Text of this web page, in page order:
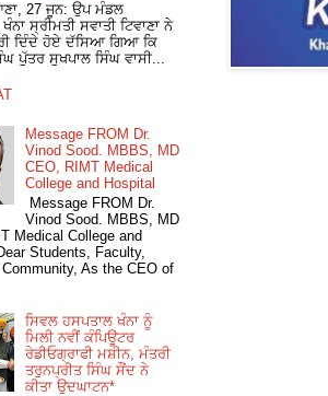
27 ਜੂਨ: ਉਪ ਮੰਡਲ
ਸ੍ਰੀਮਤੀ ਸਵਾਤੀ ਟਿਵਾਣਾ ਨੇ
ਦਿੰਦੇ ਹੋਏ ਦੱਸਿਆ ਗਿਆ ਕਿ
ਪੁੱਤਰ ਸੁਖਪਾਲ ਸਿੰਘ ਵਾਸੀ...
Message FROM Dr.
Vinod Sood. MBBS, MD
CEO, RIMT Medical
College and Hospital
Message FROM Dr.
Vinod Sood. MBBS, MD
Medical College and
Students, Faculty,
As the CEO of
ਸਿਵਲ ਹਸਪਤਾਲ ਖੰਨਾ ਨੂੰ
ਮਿਲੀ ਨਵੀਂ ਕੰਪਿਊਟਰ
ਰੇਡੀਓਗ੍ਰਾਫੀ ਮਸ਼ੀਨ, ਮੰਤਰੀ
ਤਰੁਨਪ੍ਰੀਤ ਸਿੰਘ ਸੌਂਦ ਨੇ
ਕੀਤਾ ਉਦਘਾਟਨ*